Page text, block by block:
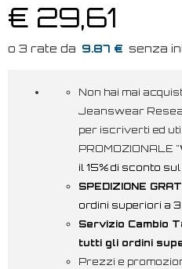
€ 29,61
9.87 €
Non hai mai
Jeanswear
per iscriverti ed
PROMOZIONALE "
il 15% di sconto
SPEDIZIONE
ordini superiori a
Servizio Cambio
tutti gli ordini
Prezzi e